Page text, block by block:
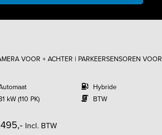
VOOR + ACHTER | PARKEERSENSOREN VOOR
kW (110 PK)
Hybride
BTW
Incl. BTW